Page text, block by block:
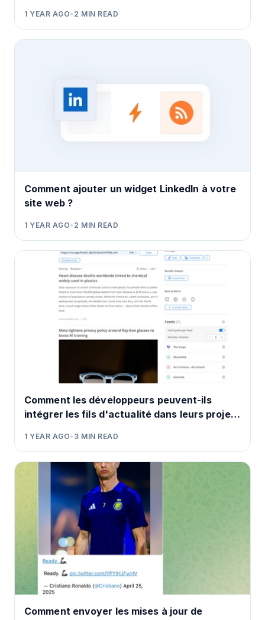
1 YEAR AGO• 2 MIN READ
Comment ajouter un widget LinkedIn à votre
site web ?
1 YEAR AGO• 2 MIN READ
Comment les développeurs peuvent-ils
intégrer les fils d'actualité dans leurs projets
1 YEAR AGO• 3 MIN READ
Comment envoyer les mises à jour de